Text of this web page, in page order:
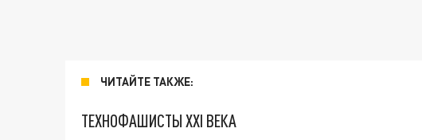
ЧИТАЙТЕ ТАКЖЕ:
ТЕХНОФАШИСТЫ XXI ВЕКА